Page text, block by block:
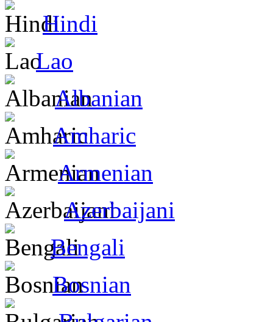
Hindi
Lao
Albanian
Amharic
Armenian
Azerbaijani
Bengali
Bosnian